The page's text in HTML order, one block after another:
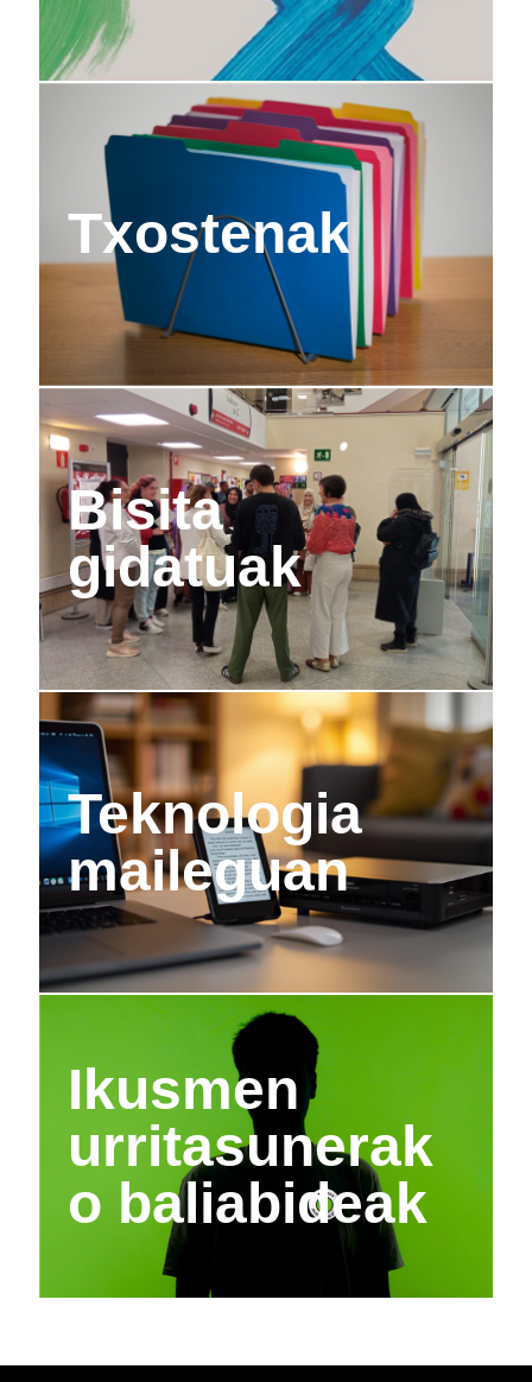
Txostenak
Bisita
gidatuak
Teknologia
maileguan
Ikusmen
urritasunerak
o baliabideak